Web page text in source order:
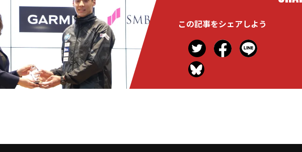
この記事をシェアしよう